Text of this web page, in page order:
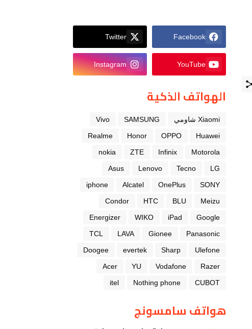
Facebook
Twitter
YouTube
Instagram
الهواتف الذكية
Xiaomi شاومي SAMSUNG
Vivo
Huawei
OPPO
Honor
Realme
Motorola
Infinix
ZTE
nokia
LG
Tecno
Lenovo
Asus
SONY
OnePlus
Alcatel
iphone
Meizu
BLU
HTC
Condor
Google
iPad
WIKO
Energizer
Panasonic
Gionee
LAVA
TCL
Ulefone
Sharp
evertek
Doogee
Razer
Vodafone
YU
Acer
CUBOT
Nothing phone
itel
هواتف سامسونج